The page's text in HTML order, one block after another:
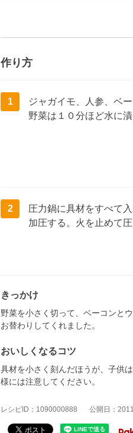
作り方
1
ジャガイモ、人参、ベ
野菜は１０分ほど水に漬
2
圧力鍋に具材をすべて
加圧する。火を止めて
きっかけ
野菜を小さく切って、ベーコンと
お替わりしてくれました。
おいしくなるコツ
具材を小さく刻んだほうが、子供
様には注意してください。
レシピID：1090000888 公開日：